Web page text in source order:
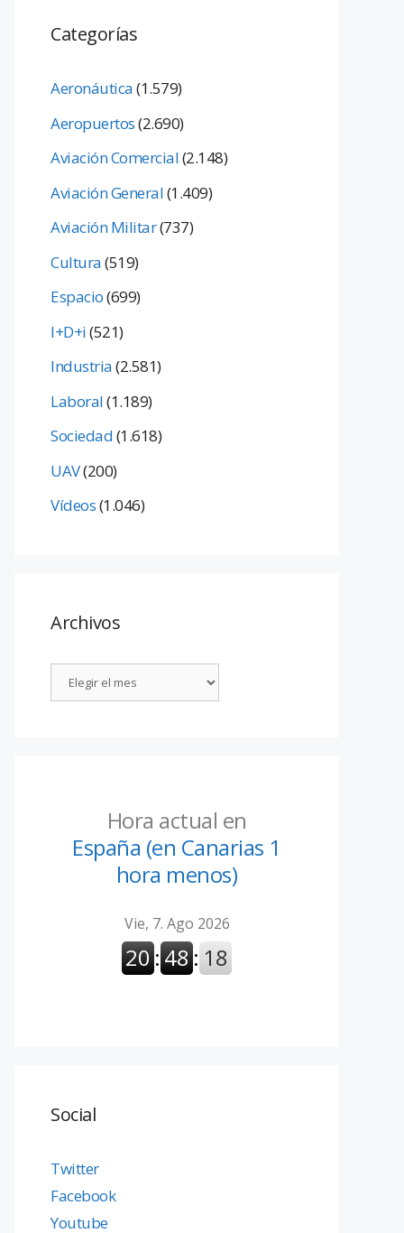
Categorías
Aeronáutica(1.579)
Aeropuertos(2.690)
Aviación Comercial(2.148)
Aviación General(1.409)
Aviación Militar(737)
Cultura(519)
Espacio(699)
I+D+i(521)
Industria(2.581)
Laboral(1.189)
Sociedad(1.618)
UAV(200)
Vídeos(1.046)
Archivos
Hora actual en
España (en Canarias 1
hora menos)
Social
Twitter
Facebook
Youtube